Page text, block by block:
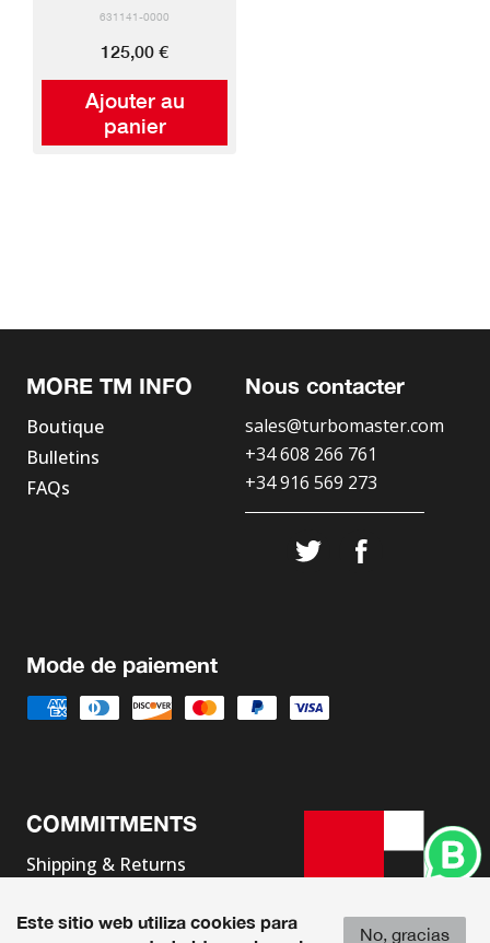
Ajouter au
panier
631141-0000
125,00 €
MORE TM INFO
Boutique
Bulletins
FAQs
Nous contacter
sales@turbomaster.com
+34 608 266 761
+34 916 569 273
COMMITMENTS
Shipping & Returns
Legal Advice
Mode de paiement
Este sitio web utiliza cookies para
No, gracias